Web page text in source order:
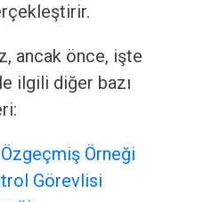
ancak önce, işte
ilgili diğer bazı
Örneği
Görevlisi